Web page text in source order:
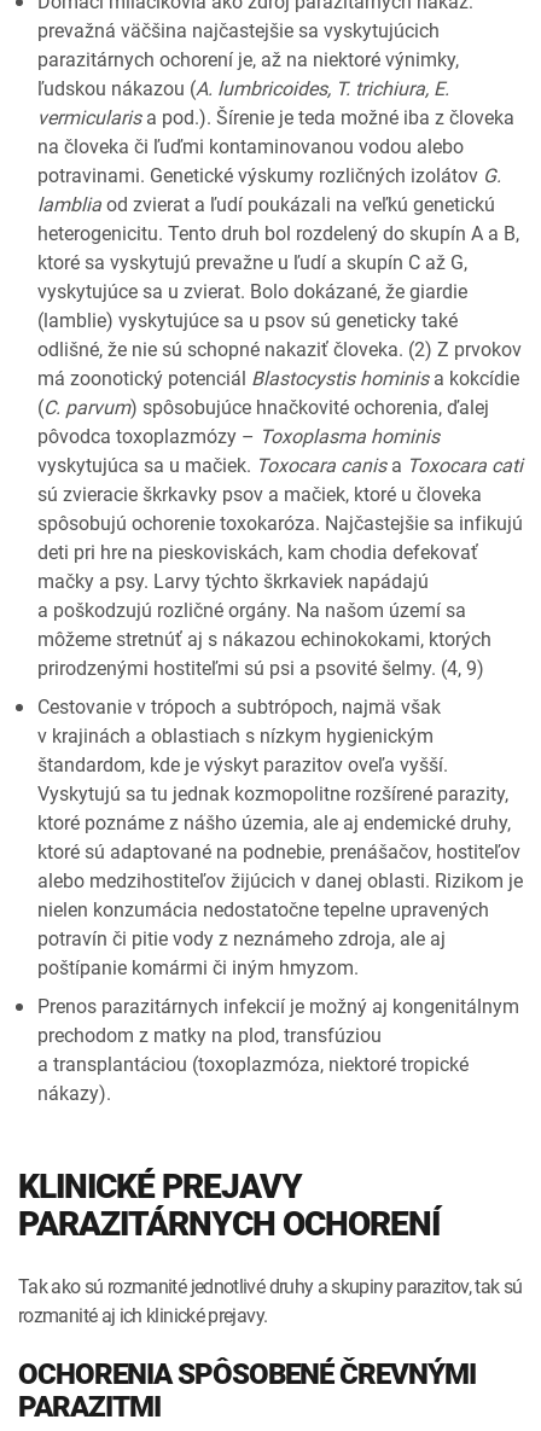
prevažná väčšina najčastejšie sa vyskytujúcich
parazitárnych ochorení je, až na niektoré výnimky,
ľudskou nákazou (A. lumbricoides, T. trichiura, E.
vermicularisa pod.). Šírenie je teda možné iba z človeka
na človeka či ľuďmi kontaminovanou vodou alebo
potravinami. Genetické výskumy rozličných izolátov G.
lambliaod zvierat a ľudí poukázali na veľkú genetickú
heterogenicitu. Tento druh bol rozdelený do skupín A a B,
ktoré sa vyskytujú prevažne u ľudí a skupín C až G,
vyskytujúce sa u zvierat. Bolo dokázané, že giardie
(lamblie) vyskytujúce sa u psov sú geneticky také
odlišné, že nie sú schopné nakaziť človeka. (2) Z prvokov
má zoonotický potenciál Blastocystis hominisa kokcídie
(C. parvum) spôsobujúce hnačkovité ochorenia, ďalej
pôvodca toxoplazmózy – Toxoplasma hominis
vyskytujúca sa u mačiek. Toxocara canisa Toxocara cati
sú zvieracie škrkavky psov a mačiek, ktoré u človeka
spôsobujú ochorenie toxokaróza. Najčastejšie sa infikujú
deti pri hre na pieskoviskách, kam chodia defekovať
mačky a psy. Larvy týchto škrkaviek napádajú
a poškodzujú rozličné orgány. Na našom území sa
môžeme stretnúť aj s nákazou echinokokami, ktorých
prirodzenými hostiteľmi sú psi a psovité šelmy. (4, 9)
Cestovanie v trópoch a subtrópoch, najmä však
v krajinách a oblastiach s nízkym hygienickým
štandardom, kde je výskyt parazitov oveľa vyšší.
Vyskytujú sa tu jednak kozmopolitne rozšírené parazity,
ktoré poznáme z nášho územia, ale aj endemické druhy,
ktoré sú adaptované na podnebie, prenášačov, hostiteľov
alebo medzihostiteľov žijúcich v danej oblasti. Rizikom je
nielen konzumácia nedostatočne tepelne upravených
potravín či pitie vody z neznámeho zdroja, ale aj
poštípanie komármi či iným hmyzom.
Prenos parazitárnych infekcií je možný aj kongenitálnym
prechodom z matky na plod, transfúziou
a transplantáciou (toxoplazmóza, niektoré tropické
nákazy).
KLINICKÉ PREJAVY
PARAZITÁRNYCH OCHORENÍ
Tak ako sú rozmanité jednotlivé druhy a skupiny parazitov, tak sú
rozmanité aj ich klinické prejavy.
OCHORENIA SPÔSOBENÉ ČREVNÝMI
PARAZITMI